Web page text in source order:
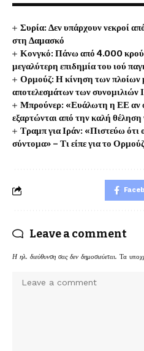
Συρία: Δεν υπάρχουν νεκροί
στη Δαμασκό
Κονγκό: Πάνω από 4.000
μεγαλύτερη επιδημία του ιού
Ορμούζ: Η κίνηση των πλοίων
αποτελεσμάτων των συνομιλιών
Μπρούνερ: «Ευάλωτη η ΕΕ αν
εξαρτώνται από την καλή θέληση
Τραμπ για Ιράν: «Πιστεύω ότι
σύντομα» – Τι είπε για το Ορμούζ
Leave a comment
Η ηλ. διεύθυνση σας δεν δημοσιεύεται. Τα